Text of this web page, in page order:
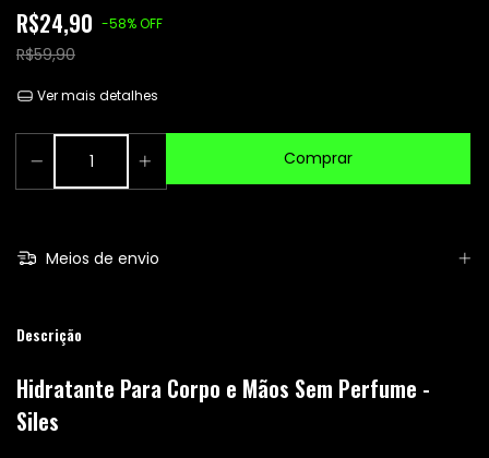
R$24,90 -58%OFF
R$59,90
Ver mais detalhes
Meios de envio
Descrição
Hidratante Para Corpo e Mãos Sem Perfume -
Siles